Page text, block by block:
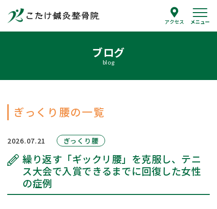
アクセス メニュー
院長紹介
治療案内
鍼灸
腰痛の治療
よくあるご質問
ブログ
blog
ぎっくり腰の一覧
2026.07.21 ぎっくり腰
繰り返す「ギックリ腰」を克服し、テニ
ス大会で入賞できるまでに回復した女性
の症例